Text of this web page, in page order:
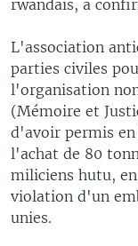
rwandais, a
L'association
parties civiles
l'organisation
(Mémoire et
d'avoir permis
l'achat de 80
miliciens hutu,
violation d'un
unies.